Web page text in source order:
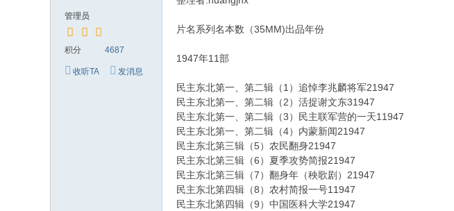
管理员
积分 4687
收听TA 发消息
片名系列名本数（35MM)出品年份
1947年11部
民主东北第一、第二辑（1）追悼李兆麟将军21947
民主东北第一、第二辑（2）活捉谢文东31947
民主东北第一、第二辑（3）民主联军营的一天11947
民主东北第一、第二辑（4）内蒙新闻21947
民主东北第三辑（5）农民翻身21947
民主东北第三辑（6）夏季攻势简报21947
民主东北第三辑（7）翻身年（秧歌剧）21947
民主东北第四辑（8）农村简报一号11947
民主东北第四辑（9）中国医科大学21947